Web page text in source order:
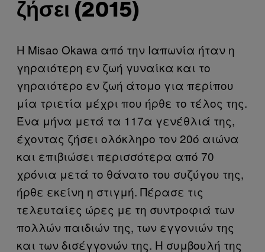
ζήσει (2015)
Η Misao Okawa από την Ιαπωνία ήταν η
γηραιότερη εν ζωή γυναίκα και το
γηραιότερο εν ζωή άτομο για περίπου
μία τριετία μέχρι που ήρθε το τέλος της.
Ένα μήνα μετά τα 117α γενέθλιά της,
έχοντας ζήσει ολόκληρο τον 20ό αιώνα
και επιβιώσει περισσότερα από 70
χρόνια μετά το θάνατο του συζύγου της,
ήρθε εκείνη η στιγμή. Πέρασε τις
τελευταίες ώρες με τη συντροφιά των
πολλών παιδιών της, των εγγονιών της
και των δισέγγονών της. Η συμβουλή της